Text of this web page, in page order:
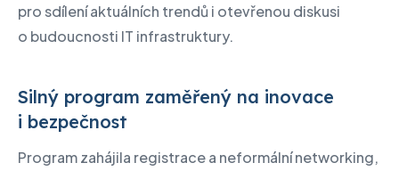
pro sdílení aktuálních trendů i otevřenou diskusi
o budoucnosti IT infrastruktury.
Silný program zaměřený na inovace
i bezpečnost
Program zahájila registrace a neformální networking,